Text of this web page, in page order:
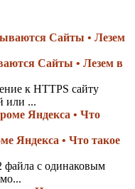
Сайты • Лезем в
к HTTPS сайту
или ...
Яндекса • Что такое
файла с одинаковым